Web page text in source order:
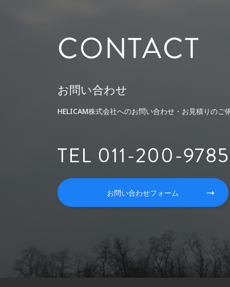
CONTACT
お問い合わせ
HELICAM株式会社へのお問い合わせ・お見積りのご
TEL 011-200-9785
お問い合わせフォーム